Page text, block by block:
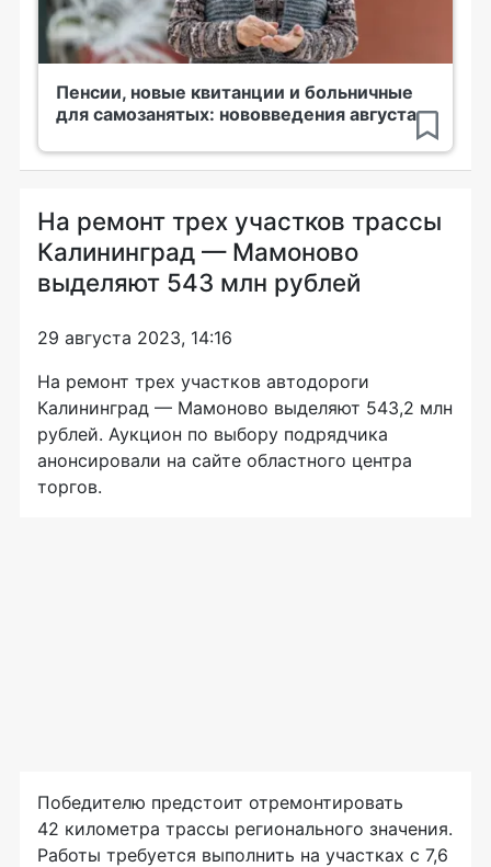
Пенсии, новые квитанции и больничные
для самозанятых: нововведения августа
На ремонт трех участков трассы
Калининград — Мамоново
выделяют 543 млн рублей
29 августа 2023, 14:16
На ремонт трех участков автодороги
Калининград — Мамоново выделяют 543,2 млн
рублей. Аукцион по выбору подрядчика
анонсировали на сайте областного центра
торгов.
Победителю предстоит отремонтировать
42 километра трассы регионального значения.
Работы требуется выполнить на участках с 7,6